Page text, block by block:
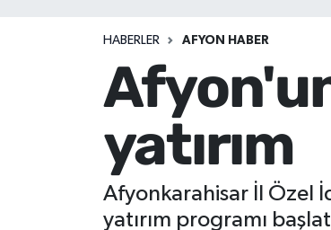
HABERLER AFYON HABER
yatırım
Afyonkarahisar İl Özel
yatırım programı
Asayiş Yaşam
Sivil Toplum
Ekonomi